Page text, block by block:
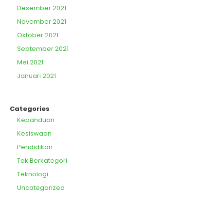
Desember 2021
November 2021
Oktober 2021
September 2021
Mei 2021
Januari 2021
Categories
Kepanduan
Kesiswaan
Pendidikan
Tak Berkategori
Teknologi
Uncategorized